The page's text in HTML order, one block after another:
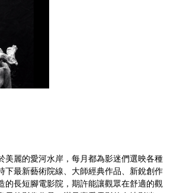
美麗的愛河水岸，每月都為影迷們選映各種
下最新藝術院線、大師經典作品、新銳創作
的長短腳電影院，期許能讓觀眾在舒適的觀